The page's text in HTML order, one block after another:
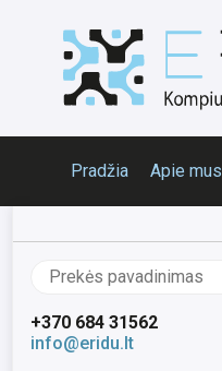
Pradžia Apie mus
Ieškoti:
+370 684 31562
info@eridu.lt